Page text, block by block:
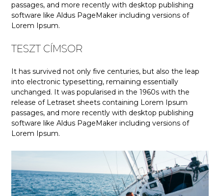
passages, and more recently with desktop publishing
software like Aldus PageMaker including versions of
Lorem Ipsum.
TESZT CÍMSOR
It has survived not only five centuries, but also the leap
into electronic typesetting, remaining essentially
unchanged. It was popularised in the 1960s with the
release of Letraset sheets containing Lorem Ipsum
passages, and more recently with desktop publishing
software like Aldus PageMaker including versions of
Lorem Ipsum.